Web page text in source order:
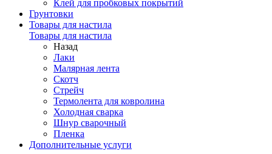
Клей для пробковых покрытий
Грунтовки
Товары для настила
Товары для настила
Назад
Лаки
Малярная лента
Скотч
Стрейч
Термолента для ковролина
Холодная сварка
Шнур сварочный
Пленка
Дополнительные услуги